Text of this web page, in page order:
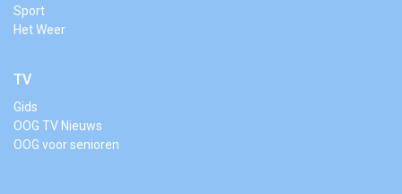
Sport
Het Weer
TV
Gids
OOG TV Nieuws
OOG voor senioren